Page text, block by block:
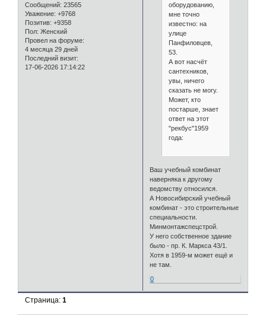
Сообщений: 23565
Уважение: +9768
Позитив: +9358
Пол: Женский
Провел на форуме:
4 месяца 29 дней
Последний визит:
17-06-2026 17:14:22
оборудованию,
мне точно
известно: на
улице
Панфиловцев,
53.
А вот насчёт
сантехников,
увы, ничего
сказать не могу.
Может, кто
постарше, знает
ответ на этот
"рекбус"1959
года:
Ваш учебный комбинат
наверняка к другому
ведомству относился.
А Новосибирский учебный
комбинат - это строительные
специальности.
Минмонтажспецстрой.
У него собственное здание
было - пр. К. Маркса 43/1.
Хотя в 1959-м может ещё и
не там.
0
Страница:1